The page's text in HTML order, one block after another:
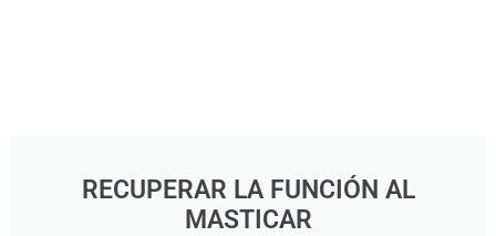
RECUPERAR LA FUNCIÓN AL
MASTICAR